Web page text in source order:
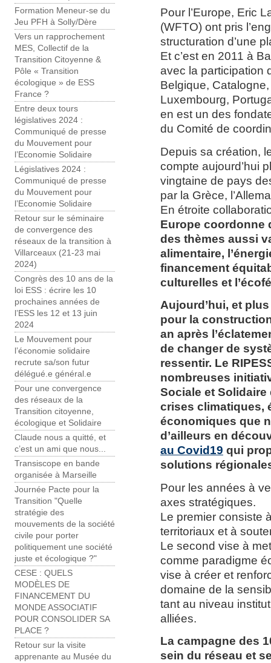
Formation Meneur-se du
Jeu PFH à Solly/Dère
Vers un rapprochement
MES, Collectif de la
Transition Citoyenne &
Pôle « Transition
écologique » de ESS
France ?
Entre deux tours
législatives 2024 :
Communiqué de presse
du Mouvement pour
l’Economie Solidaire
Législatives 2024 :
Communiqué de presse
du Mouvement pour
l’Economie Solidaire
Retour sur le séminaire
de convergence des
réseaux de la transition à
Villarceaux (21-23 mai
2024)
Congrès des 10 ans de la
loi ESS : écrire les 10
prochaines années de
l’ESS les 12 et 13 juin
2024
Le Mouvement pour
l’économie solidaire
recrute sa/son futur
délégué.e général.e
Pour une convergence
des réseaux de la
Transition citoyenne,
écologique et Solidaire
Claude nous a quitté, et
c’est un ami que nous...
Transiscope en bande
organisée à Marseille
Journée Pacte pour la
Transition "Quelle
stratégie des
mouvements de la société
civile pour porter
politiquement une société
juste et écologique ?"
CESE : QUELS
MODÈLES DE
FINANCEMENT DU
MONDE ASSOCIATIF
POUR CONSOLIDER SA
PLACE ?
Retour sur la visite
apprenante au Musée du
Pour l’Europe, Eric
(WFTO) ont pris
structuration d’une
Et c’est en 2011 à
avec la participation
Belgique,
Luxembourg,
en est un des
du Comité de
Depuis sa création,
compte aujourd’hui
vingtaine de pays
par la Grèce,
En étroite
Europe coordonne
des thèmes aussi
alimentaire,
financement
culturelles et
Aujourd’hui, et
pour la
an après
de changer de
ressentir. Le
nombreuses
Sociale et
crises climatiques,
économiques que
d’ailleurs en
au Covid19 qui
solutions
Pour les années à
axes stratégiques.
Le premier consiste
territoriaux et à
Le second vise à
comme paradigme
vise à créer et
domaine de la
tant au niveau
alliées.
La campagne des
sein du réseau et